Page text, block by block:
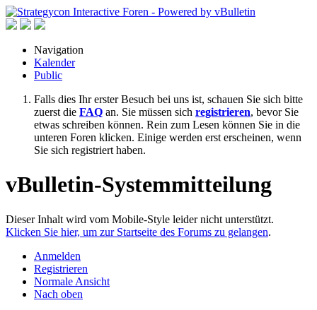
Navigation
Kalender
Public
Falls dies Ihr erster Besuch bei uns ist, schauen Sie sich bitte
zuerst die FAQ an. Sie müssen sich registrieren, bevor Sie
etwas schreiben können. Rein zum Lesen können Sie in die
unteren Foren klicken. Einige werden erst erscheinen, wenn
Sie sich registriert haben.
vBulletin-Systemmitteilung
Dieser Inhalt wird vom Mobile-Style leider nicht unterstützt.
Klicken Sie hier, um zur Startseite des Forums zu gelangen.
Anmelden
Registrieren
Normale Ansicht
Nach oben